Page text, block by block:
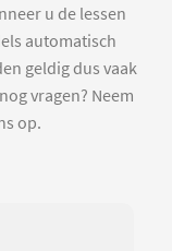
u de lessen
automatisch
geldig dus vaak
vragen? Neem
op.